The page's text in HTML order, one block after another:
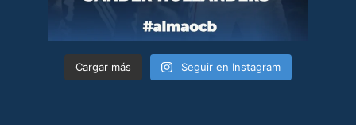
Cargar más Seguir en Instagram